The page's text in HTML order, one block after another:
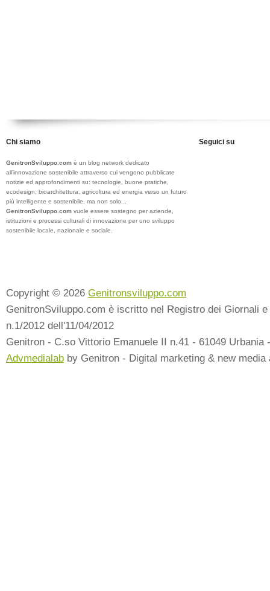
Chi siamo
GenitronSviluppo.com è un blog network dedicato
all’innovazione sostenibile attraverso cui vengono pubblicate
notizie ed approfondimenti su: tecnologie, buone pratiche,
ecodesign, bioarchitettura, agricoltura ed energia verso un futuro
più intelligente e sostenibile, ma non solo...
GenitronSviluppo.com vuole essere sostegno per aziende,
istituzioni e processi culturali di innovazione per uno sviluppo
sostenibile locale, nazionale e sociale.
Seguici su
Copyright © 2026 Genitronsviluppo.com
GenitronSviluppo.com è iscritto nel Registro dei Giornali
n.1/2012 dell'11/04/2012
Genitron - C.so Vittorio Emanuele II n.41 - 61049 Urbania
Advmedialab by Genitron - Digital marketing & new media